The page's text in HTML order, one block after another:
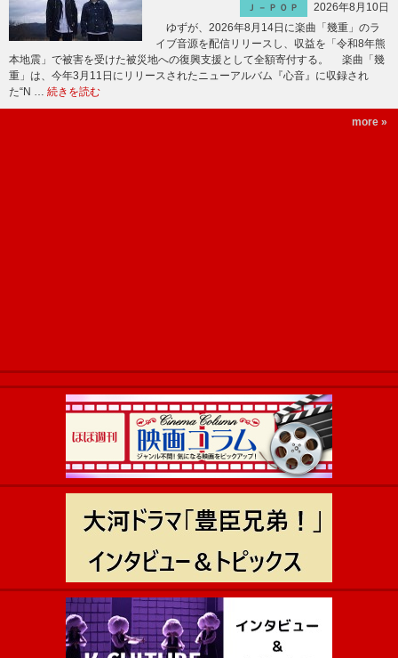
Ｊ－ＰＯＰ
2026年8月10日
ゆずが、2026年8月14日に楽曲「幾重」のラ
イブ音源を配信リリースし、収益を「令和8年熊
本地震」で被害を受けた被災地への復興支援として全額寄付する。 楽曲「幾
重」は、今年3月11日にリリースされたニューアルバム『心音』に収録され
た“N … 続きを読む
more »